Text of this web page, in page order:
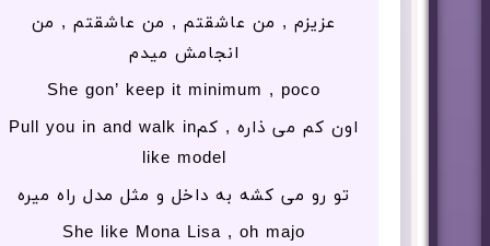
عزیزم , من عاشقتم , من عاشقتم , من
انجامش میدم
She gon’ keep it minimum , poco
اون کم می ذاره , کمPull you in and walk in
like model
تو رو می کشه به داخل و مثل مدل راه میره
She like Mona Lisa , oh majo